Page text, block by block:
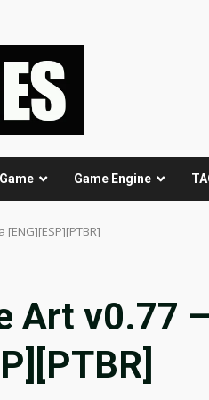
Game Engine
Art v0.77